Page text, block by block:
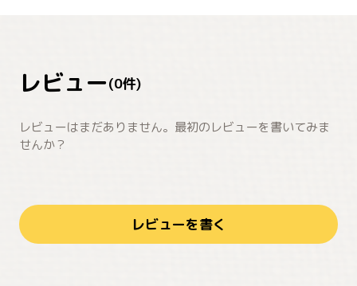
レビュー(0件)
レビューはまだありません。最初のレビューを書いてみま
せんか？
レビューを書く